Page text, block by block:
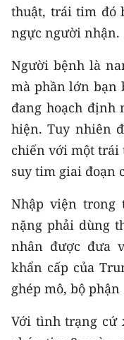
54 DÂN TỘC VIỆT
MỘT SẢN PHẨM
RADIO
MEDIA CENTER
E-Magazine
Video
Media Chính trị
Media Kinh tế
Media Văn hóa
Media Xã hội
thuật, trái tim đó
ngực người nhận.
Người bệnh là
mà phần lớn bạn
đang hoạch
hiện. Tuy nhiên
chiến với một trái
suy tim giai đoạn
Nhập viện
nặng phải dùng
nhân được đưa
khẩn cấp của
ghép mô, bộ
Với tình trạng cứ